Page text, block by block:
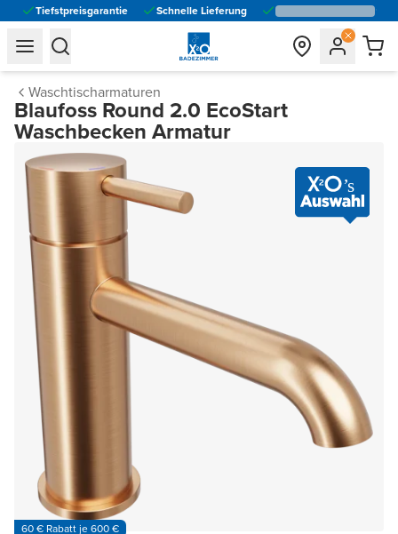
Tiefstpreisgarantie Schnelle Lieferung
general.navigation.toggle_menu.label
general.navigation.toggle_menu.label
Waschtischarmaturen
Blaufoss Round 2.0 EcoStart
Waschbecken Armatur
60 € Rabatt je 600 €